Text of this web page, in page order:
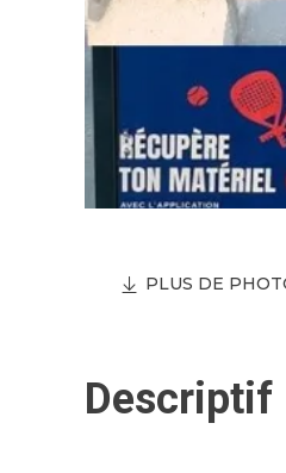
PLUS DE
Descriptif